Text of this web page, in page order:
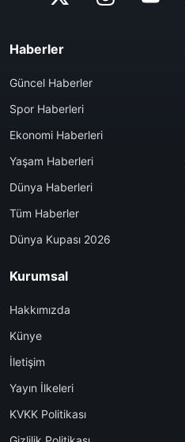
Haberler
Güncel Haberler
Spor Haberleri
Ekonomi Haberleri
Yaşam Haberleri
Dünya Haberleri
Tüm Haberler
Dünya Kupası 2026
Kurumsal
Hakkımızda
Künye
İletişim
Yayın İlkeleri
KVKK Politikası